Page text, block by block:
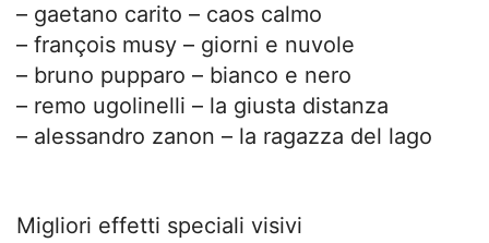
– gaetano carito – caos calmo
– françois musy – giorni e nuvole
– bruno pupparo – bianco e nero
– remo ugolinelli – la giusta distanza
– alessandro zanon – la ragazza del lago
Migliori effetti speciali visivi